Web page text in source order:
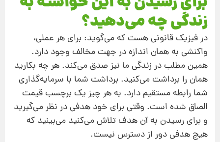
زندگی چه می‌دهید؟
در فیزیک قانونی هست که می‌گوید: برای هر عملی،
واکنشی به همان اندازه در جهت مخالف وجود دارد.
همین مطلب در زندگی ما نیز صدق می‌کند. هر چه بکارید
همان را برداشت می‌کنید. برداشت شما با سرمایه‌گذاری
شما رابطه مستقیم دارد. به هر چیز یک برچسب قیمت
الصاق شده است. وقتی برای خود هدفی در نظر می‌گیرید
و برای رسیدن به آن‌ هدف تلاش می‌کنید می‌بینید که
هیچ هدفی دور از دسترس نیست.